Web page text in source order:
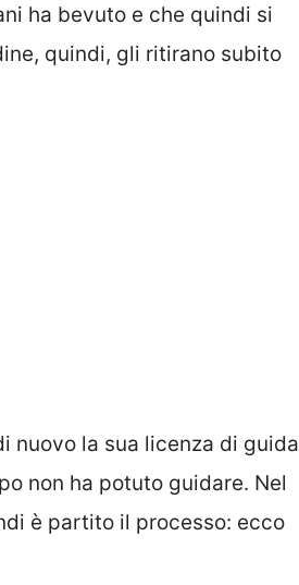
ha bevuto e che quindi si
quindi, gli ritirano subito
nuovo la sua licenza di guida
non ha potuto guidare. Nel
è partito il processo: ecco